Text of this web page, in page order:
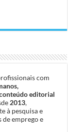
com
editorial
2013,
à pesquisa e
emprego e